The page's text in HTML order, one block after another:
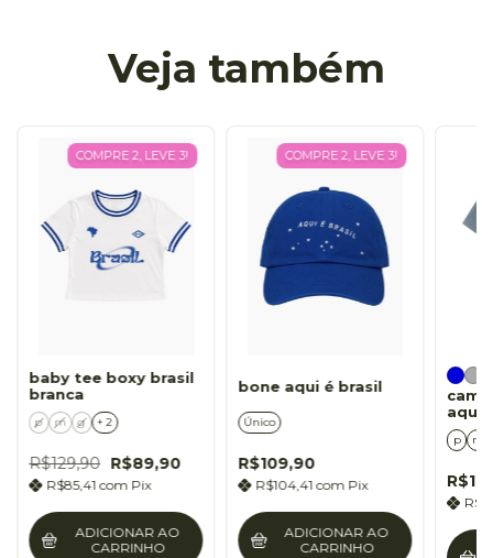
Veja também
COMPRE 2, LEVE 3!
baby tee boxy brasil
branca
p m g + 2
R$129,90 R$89,90
R$85,41 com Pix
ADICIONAR AO
CARRINHO
COMPRE 2, LEVE 3!
bone aqui é brasil
Único
R$109,90
R$104,41com Pix
ADICIONAR AO
CARRINHO
aqui
p m